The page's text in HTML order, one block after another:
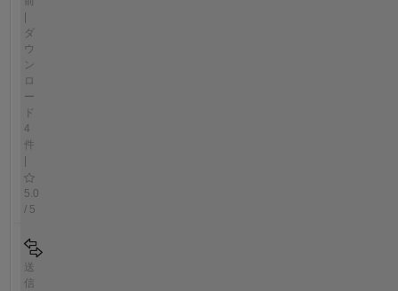
ダ
ウ
ン
ロ
ー
ド
4
件
5.0
/ 5
送
信